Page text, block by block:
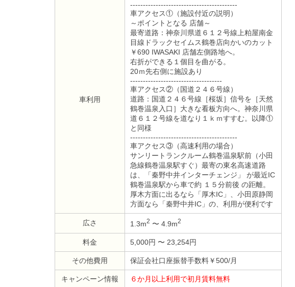
車利用
------------------------------------------
車アクセス①（施設付近の説明）
～ポイントとなる 店舗～
最寄道路：神奈川県道６１２号線上粕屋南金
目線ドラックセイムス鶴巻店向かいのカット
￥690 IWASAKI 店舗左側路地へ。
右折ができる１個目を曲がる。
20ｍ先右側に施設あり
------------------------------------
車アクセス②（国道２４６号線）
道路：国道２４６号線［桜坂］信号を［天然
鶴巻温泉入口］大きな看板方向へ。神奈川県
道６１２号線を道なり１ｋｍすすむ。以降①
と同様
------------------------------------------
車アクセス③（高速利用の場合）
サンリートランクルーム鶴巻温泉駅前（小田
急線鶴巻温泉駅すぐ）最寄の東名高速道路
は、「秦野中井インターチェンジ」 が最近IC
鶴巻温泉駅から車で約 １５分前後 の距離。
厚木方面に出るなら「厚木IC」、小田原静岡
方面なら「秦野中井IC」の、利用が便利です
広さ 1.3m2 〜 4.9m2
料金 5,000円 〜 23,254円
その他費用 保証会社口座振替手数料￥500/月
キャンペーン情報 ６か月以上利用で初月賃料無料